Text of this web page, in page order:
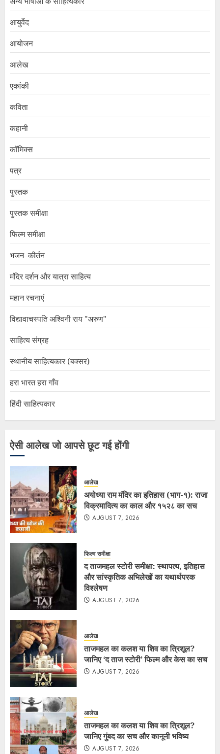
आयुर्वेद
आयोजन
आलेख
एकांकी
कविता
कहानी
कॉमिक्स
पत्र
पुस्तक
पुस्तक समीक्षा
फिल्म समीक्षा
भजन–कीर्तन
मंदिर दर्शन और यात्रा साहित्य
महान रचनाएं
विद्यावाचस्पति अश्विनी राय "अरुण"
साहित्य संग्रह
स्थानीय साहित्यकार (बक्सर)
हरा भारत हरा गाँव
हिंदी साहित्यकार
ऐसी आलेख जो आपसे छूट गई होंगी
आलेख
अयोध्या राम मंदिर का इतिहास (भाग-१): राजा
विक्रमादित्य का काल और १५२८ का सच
AUGUST 7, 2026
फिल्म समीक्षा
द ताजमहल स्टोरी समीक्षा: स्थापत्य, इतिहास
और सांस्कृतिक अभिलेखों का यथार्थपरक
विश्लेषण
AUGUST 7, 2026
आलेख
ताजमहल का कलश या शिव का त्रिशूल?
जानिए ‘द ताज स्टोरी’ फिल्म और केस का सच
AUGUST 7, 2026
आलेख
ताजमहल का कलश या शिव का त्रिशूल?
जानिए गुंबद का सच और कानूनी भविष्य
AUGUST 7, 2026